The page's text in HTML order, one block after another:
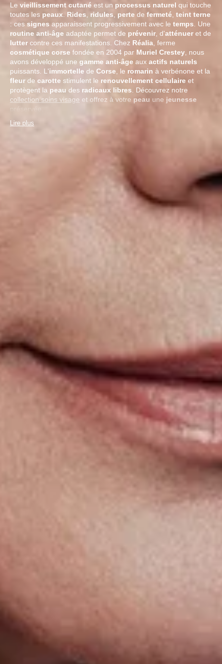
Le vieillissement cutané est un processus naturel qui touche
toutes les peaux Rides ridules perte de fermeté teint terne
: ces signes apparaissent progressivement avec le temps . Une
routine anti-âge adaptée permet de prévenir , d'atténueret de
lutter contre ces manifestations. Chez Réalia , ferme
cosmétique corse fondée en 2004 par Muriel Crestey , nous
avons développé une gamme anti-âge aux actifs naturels
puissants. L'immortelle de Corse , le romarin à verbénone et la
fleur de carotte stimulent le renouvellement cellulaire et
protègent la peau des radicaux libres . Découvrez notre
collection soins visage et offrez à votre peau une jeunesse
préservée.
Lire plus